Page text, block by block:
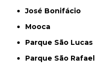
José Bonifácio
Mooca
Parque São Lucas
Parque São Rafael